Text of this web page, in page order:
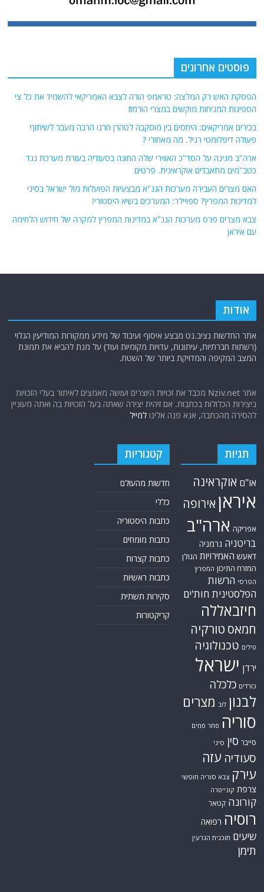
פוסטים אחרונים
הפסקת האש רק המלצה: טראמפ הורה לצבא האמריקאי להשמיד את כל צי
הספינות המניחות מוקשים במצרי הורמוז
בכירים אמריקאים: היחסים בין מוסקבה לטהרן חרגו הרבה מעבר לשיתוף
פעולה דיפלומטי רגיל. מה מאחורי ?
ארה"ב מגינה על הסד"כ האווירי שלה החונה בסעודיה בעזרת מערכת נגד
כטב"מים מתאבדים אוקראינית. פרטים
האם מצרים העבירה מערכות הגנ"א מבצעיות הפועלות מול ישראל בסיני
למדינות המפרץ? ספויילר: המערכים בשיא היסטורי!
צבא מצרים פרס מערכות הגנ"א במדינות המפרץ למקרה של חידוש הלחימה
עם איראן
אודות
אתר החדשות נציב.נט מבצע איסוף ועיבוד של מידע ממקורות המודיעין הגלוי
(רשתות חברתיות, עיתונות, עדויות מקומיות ועוד) על מנת להביא את תמונת
המצב המקיפה והמדויקת ביותר של השטח.
אתר Nziv.net מכבד את זכויות היוצרים ועושה מאמצים לאיתור בעלי הזכויות
ביצירות הכלולות בכתבות. אם זיהית יצירה שאתה בעל הזכויות בה ואתה מעוניין
להסירה מהכתבה, אנא פנה אלינולמייל
תגיות
או"ם אוקראינה
איראן אירופה
אפריקה ארה"ב
בריטניה גרמניה
דאעש האמירויות הגולן
המזרח התיכון המפרץ
הפרסי הרשות
הפלסטינית חות'ים
חיזבאללה
חמאס טורקיה
טילים טכנולוגיה
ירדן ישראל
כורדים כלכלה
לבנון לוב מצרים
סוריה סחר סמים
סייבר סין סיני
סעודיה עזה
עירק צבא סוריה חופשי
צרפת קונייטרה
קורונה קטאר
רוסיה רפואה
שיעים תוכנית הגרעין
תימן
קטגוריות
חדשות מהעולם
כללי
כתבות היסטוריה
כתבות מומחים
כתבות קצרות
כתבות ראשיות
סקירות תשתית
קריקטורות